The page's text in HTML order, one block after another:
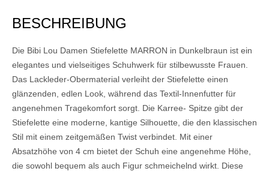
BESCHREIBUNG
Die Bibi Lou Damen Stiefelette MARRON in Dunkelbraun ist ein
elegantes und vielseitiges Schuhwerk für stilbewusste Frauen.
Das Lackleder-Obermaterial verleiht der Stiefelette einen
glänzenden, edlen Look, während das Textil-Innenfutter für
angenehmen Tragekomfort sorgt. Die Karree- Spitze gibt der
Stiefelette eine moderne, kantige Silhouette, die den klassischen
Stil mit einem zeitgemäßen Twist verbindet. Mit einer
Absatzhöhe von 4 cm bietet der Schuh eine angenehme Höhe,
die sowohl bequem als auch Figur schmeichelnd wirkt. Diese